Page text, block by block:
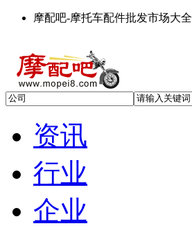
摩配吧-摩托车配件批发市场大全
资讯
行业
企业